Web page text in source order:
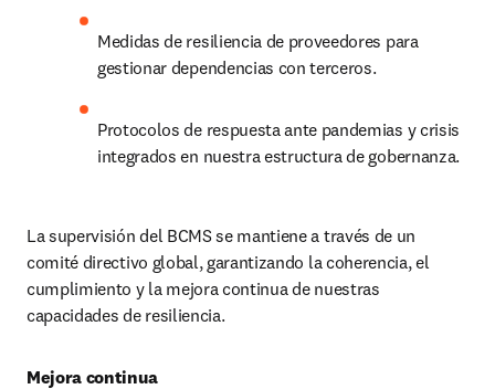
Medidas de resiliencia de proveedores para
gestionar dependencias con terceros.
Protocolos de respuesta ante pandemias y crisis
integrados en nuestra estructura de gobernanza.
La supervisión del BCMS se mantiene a través de un
comité directivo global, garantizando la coherencia, el
cumplimiento y la mejora continua de nuestras
capacidades de resiliencia.
Mejora continua